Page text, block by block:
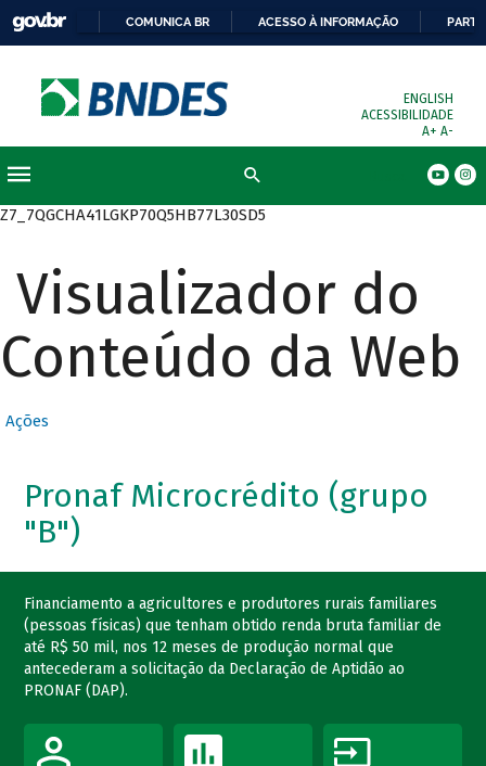
COMUNICA BR ACESSO À INFORMAÇÃO
ENGLISH
ACESSIBILIDADE
A+ A-
Z7_7QGCHA41LGKP70Q5HB77L30SD5
Visualizador do
Conteúdo da Web
Ações
Pronaf Microcrédito (grupo
"B")
Financiamento a agricultores e produtores rurais familiares
(pessoas físicas) que tenham obtido renda bruta familiar de
até R$ 50 mil, nos 12 meses de produção normal que
antecederam a solicitação da Declaração de Aptidão ao
PRONAF (DAP).